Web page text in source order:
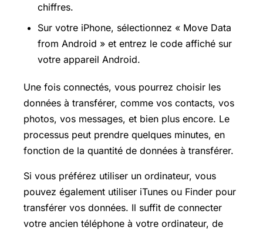
chiffres.
Sur votre iPhone, sélectionnez « Move Data
from Android » et entrez le code affiché sur
votre appareil Android.
Une fois connectés, vous pourrez choisir les
données à transférer, comme vos contacts, vos
photos, vos messages, et bien plus encore. Le
processus peut prendre quelques minutes, en
fonction de la quantité de données à transférer.
Si vous préférez utiliser un ordinateur, vous
pouvez également utiliser iTunes ou Finder pour
transférer vos données. Il suffit de connecter
votre ancien téléphone à votre ordinateur, de